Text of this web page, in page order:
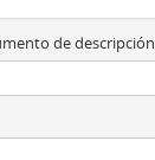
de descripción